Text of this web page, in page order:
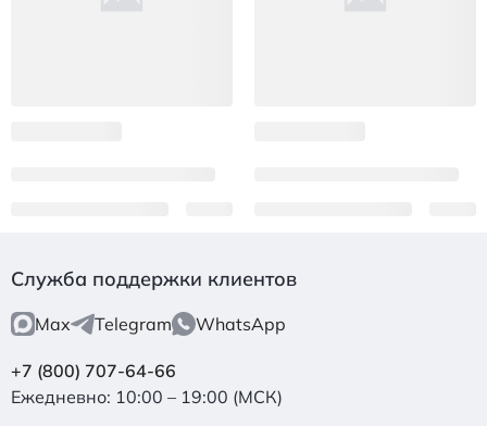
Служба поддержки клиентов
Max Telegram WhatsApp
+7 (800) 707-64-66
Ежедневно: 10:00 – 19:00 (МСК)